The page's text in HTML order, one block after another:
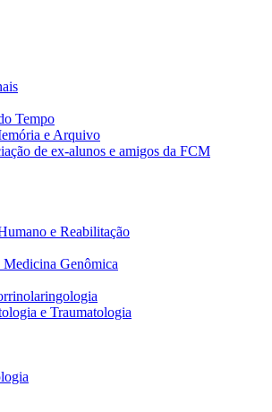
Tempo
e Arquivo
de ex-alunos e amigos da FCM
e Reabilitação
Genômica
e Traumatologia